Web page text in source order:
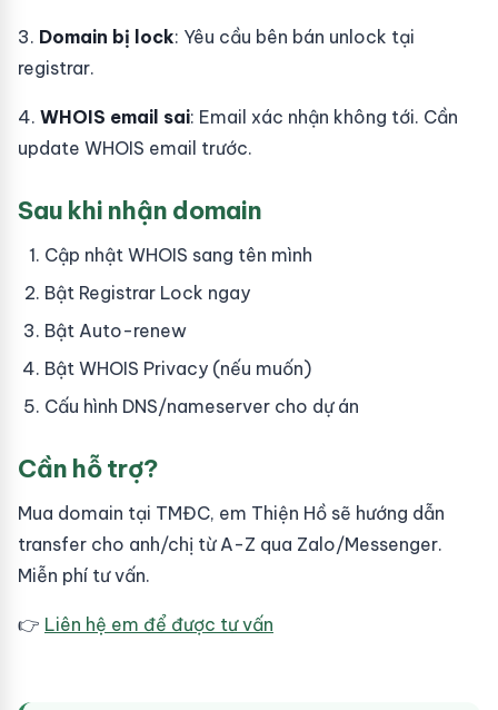
3. Domain bị lock: Yêu cầu bên bán unlock tại
registrar.
4. WHOIS email sai: Email xác nhận không tới. Cần
update WHOIS email trước.
Sau khi nhận domain
Cập nhật WHOIS sang tên mình
Bật Registrar Lock ngay
Bật Auto-renew
Bật WHOIS Privacy (nếu muốn)
Cấu hình DNS/nameserver cho dự án
Cần hỗ trợ?
Mua domain tại TMĐC, em Thiện Hồ sẽ hướng dẫn
transfer cho anh/chị từ A-Z qua Zalo/Messenger.
Miễn phí tư vấn.
👉 Liên hệ em để được tư vấn